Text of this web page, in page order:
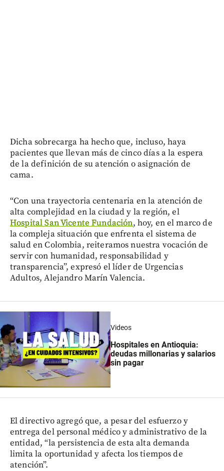
Dicha sobrecarga ha hecho que, incluso, haya
pacientes que llevan más de cinco días a la espera
de la definición de su atención o asignación de
cama.
“Con una trayectoria centenaria en la atención de
alta complejidad en la ciudad y la región, el
Hospital San Vicente Fundación, hoy, en el marco de
la compleja situación que enfrenta el sistema de
salud en Colombia, reiteramos nuestra vocación de
servir con humanidad, responsabilidad y
transparencia”, expresó el líder de Urgencias
Adultos, Alejandro Marín Valencia.
Videos
Hospitales en Antioquia:
deudas millonarias y salarios
sin pagar
El directivo agregó que, a pesar del esfuerzo y
entrega del personal médico y administrativo de la
entidad, “la persistencia de esta alta demanda
limita la oportunidad y afecta los tiempos de
atención”.